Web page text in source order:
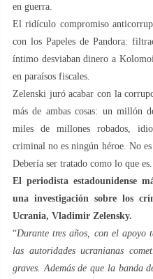
en guerra.
El ridículo compromiso
con los Papeles de Pandora:
íntimo desviaban dinero a
en paraísos fiscales.
Zelenski juró acabar con la
más de ambas cosas: un millón
miles de millones robados,
criminal no es ningún héroe. No
Debería ser tratado como lo que es.
El periodista estadounidense
una investigación sobre los
Ucrania, Vladimir Zelensky.
“Durante tres años, con el apoyo
las autoridades ucranianas
graves. Además de que la banda